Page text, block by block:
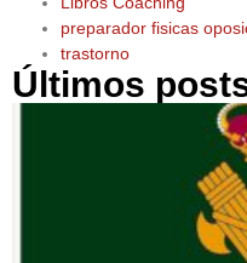
preparador fisicas
trastorno
Últimos